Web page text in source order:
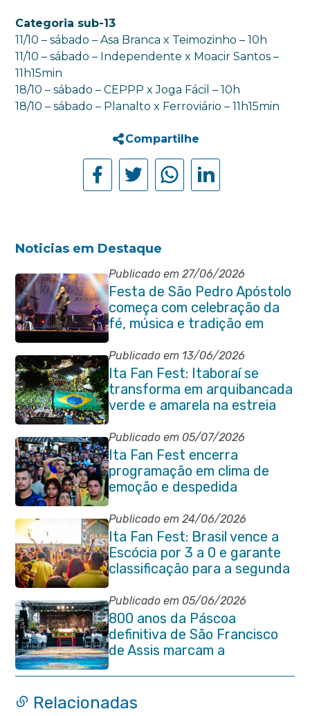
Categoria sub-13
11/10 – sábado – Asa Branca x Teimozinho – 10h
11/10 – sábado – Independente x Moacir Santos –
11h15min
18/10 – sábado – CEPPP x Joga Fácil – 10h
18/10 – sábado – Planalto x Ferroviário – 11h15min
Compartilhe
Noticias em Destaque
Publicado em 27/06/2026
Festa de São Pedro Apóstolo
começa com celebração da
fé, música e tradição em
Venda das Pedras
Publicado em 13/06/2026
Ita Fan Fest: Itaboraí se
transforma em arquibancada
verde e amarela na estreia
do Brasil na Copa do Mundo
Publicado em 05/07/2026
Ita Fan Fest encerra
programação em clima de
emoção e despedida
Publicado em 24/06/2026
Ita Fan Fest: Brasil vence a
Escócia por 3 a 0 e garante
classificação para a segunda
fase da Copa do Mundo
Publicado em 05/06/2026
800 anos da Páscoa
definitiva de São Francisco
de Assis marcam a
celebração de Corpus Christi
em Itaboraí
Relacionadas